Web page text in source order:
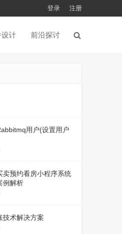
登录 注册
计 前沿探讨
用户(设置用户
卖预约看房小程序系统
例解析
技术解决方案